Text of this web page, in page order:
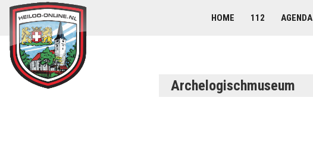
HOME 112 AGENDA
Archelogischmuseum